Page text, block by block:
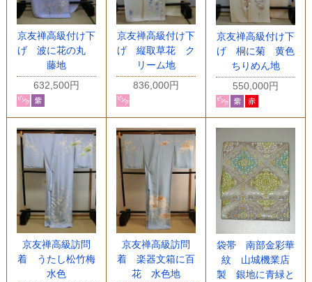
京友禅高級付け下
げ 波に花の丸
藤地
632,500円
京友禅高級付け下
げ 縦取草花 ク
リーム地
836,000円
京友禅高級付け下
げ 桐に菊 黄色
ちりめん地
550,000円
京友禅高級訪問
着 うたし松竹梅
水色
京友禅高級訪問
着 楽器文箱に百
花 水色地
袋帯 南部金彩華
紋 山城機業店
製 銀地に青緑と